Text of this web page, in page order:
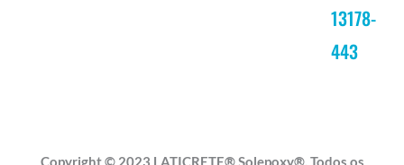
13178-
443
Copyright © 2023 LATICRETE® Solepoxy®. Todos os